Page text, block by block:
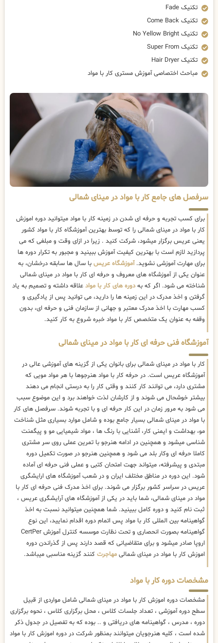
تکنیک Fade
تکنیک Come Back
تکنیک No Yellow Bright
تکنیک Super From
تکنیک Hair Dryer
مباحث اختصاصی آموزش مستری کار با مواد
سرفصل های جامع کار با مواد در مینای شمالی
برای کسب تجربه و حرفه ای شدن در زمینه کار با مواد میتوانید دوره اموزش
کار با مواد در مینای شمالی را که توسط بهترینآموزشگاه کار با مواد کشور
یعنی عریس برگزار میشود، شرکت کنید . زیرا در ازای وقت و مبلغی که می
پردازید لازم است با بهترین کیفیت آموزش ببینید و مجبور به تکرار دوره ها
برای مهارت آموزشی نشوید.آموزشگاه عریس با سال ها سابقه درخشان، به
عنوان یکی از آموزشگاه های معروف و حرفه ای کار با مواد در مینای شمالی
شناخته می شود. اگر که بهدوره های کار با مواد علاقه داشته و تصمیم به یاد
گرفتن و اخذ مدرک در این زمینه ها را دارید، می توانید پس از یادگیری و
کسب مهارت با اخذ مدرک معتبر و جهانی از سازمان فنی و حرفه ای، بدون
وقفه به عنوان یک متخصص کار با مواد خبره شروع به کار کنید.
آموزشگاه فنی حرفه ای کار با مواد در مینای شمالی
کار با مواد در مینای شمالی برای بانوان یکی از گزینه های آموزشی عالی در
آموزشگاه عریس است. در حرفه کار با مواد هنرجوها با هر مواد مویی که
مشتری دارد، می توانند کار کنند و وقتی کار را به درستی انجام می دهند
بیشتر خوشحال می شوند و از کارشان لذت خواهند برد و این موضوع سبب
می شود به مرور زمان در این کار حرفه ای و با تجربه شوند. سرفصل های کار
با مواد در مینای شمالی بسیار جامع بوده و شامل موارد بسیاری مثل شناخت
مو، بهداشت و ایمنی کار، آشنایی با رنگ ها ، مواد شیمیایی مو و پیگمنت
شناسی میشود و همچنین در ادامه هنرجو با تمرین عملی روی سر مشتری
کاملا حرفه ای وکار بلد می شود و همچنین هنرجو در صورت تکمیل دوره
مبتدی و پیشرفته، میتواند جهت امتحان کتبی و عملی فنی حرفه ای آماده
شود. این دوره در مناطق مختلف ایران و در شعب آموزشگاه های ارایشگری
عریس در سراسر کشور برگزار می شوند. برای اخذ مدرک فنی حرفه ای کار با
مواد در مینای شمالی، شما باید در یکی از آموزشگاه های آرایشگری عریس ،
ثبت نام کنید و دوره کامل ببینید. شما همچنین میتوانید نسبت به اخذ
گواهینامه بین المللی کار با مواد پس اتمام دوره اقدام نمایید، این نوع
گواهینامه بصورت انحصاری و تحت نظارت موسسه کنترل آموزش CertPer
اروپا صادر میشود و برای متقاضیانی که قصد دارند پس از گذراندن دوره
اموزش کار با مواد در مینای شمالی مهاجرت کنند گزینه مناسبی میباشد.
مشخصات دوره کار با مواد
مشخصات دوره اموزش کار با مواد در مینای شمالی شامل مواردی از قبیل
سطح دوره آموزشی ، تعداد جلسات کلاس ، محل برگزاری کلاس ، نحوه برگزاری
دوره ، مدرس ، گواهینامه های دریافتی و .. بوده که به تفصیل در جدول ذکر
شده است ، کلیه هنرجویان میتوانند بمنظور شرکت در دوره اموزش کار با مواد